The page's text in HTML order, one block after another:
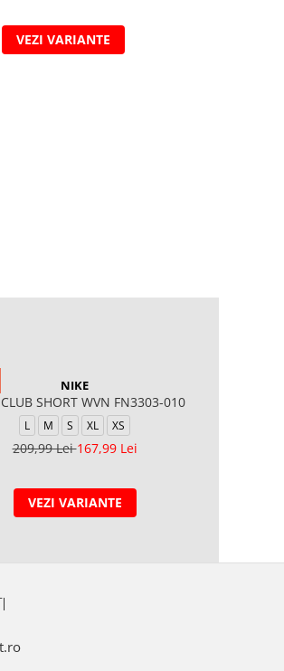
VEZI VARIANTE
NIKE
SHORT WVN FN3303-010
L M S XL XS
209,99 Lei167,99 Lei
VEZI VARIANTE